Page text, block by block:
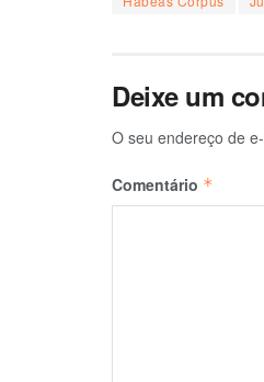
Deixe um
O seu endereço de
Comentário *